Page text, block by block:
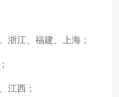
浙江、福建、上海；
江西；